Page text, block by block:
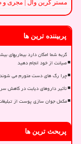
مستر گرین وال | مجری و
پربیننده ترین ها
گربه شما امکان دارد بیماریهای
صیانت از خود انجام دهید
چرا رگ های دست متورم می شوند
تأثیر داروهای دیابت در
مکمل جوان سازی پوست از
پربحث ترین ها